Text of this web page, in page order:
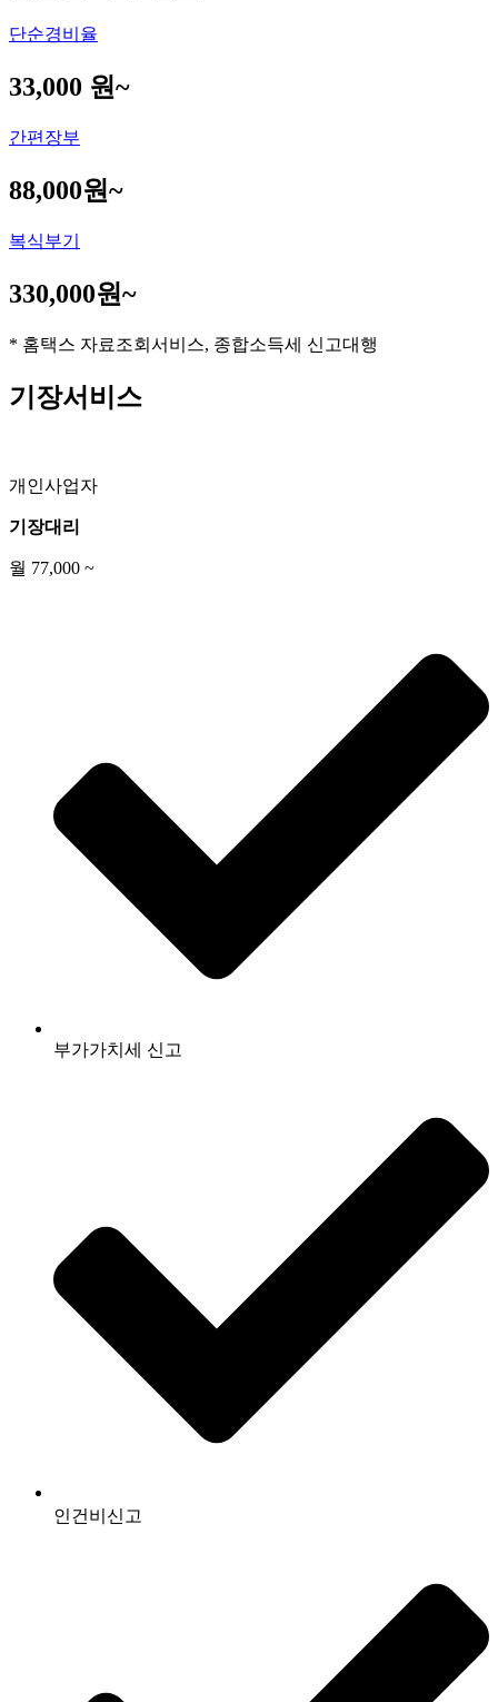
단순경비율
33,000 원~
간편장부
88,000원~
복식부기
330,000원~
* 홈택스 자료조회서비스, 종합소득세 신고대행
기장서비스
개인사업자
기장대리
월 77,000 ~
부가가치세 신고
인건비신고